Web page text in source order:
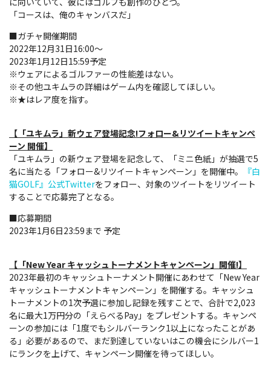
「コースは、俺のキャンバスだ」
■ガチャ開催期間
2022年12月31日16:00～
2023年1月12日15:59予定
※ウェアによるゴルファーの性能差はない。
※その他ユキムラの詳細はゲーム内を確認してほしい。
※★はレア度を指す。
【「ユキムラ」新ウェア登場記念!フォロー&リツイートキャンペ
ーン 開催】
「ユキムラ」の新ウェア登場を記念して、「ミニ色紙」が抽選で5
名に当たる「フォロー&リツイートキャンペーン」を開催中。
『白
猫GOLF』公式Twitterをフォロー、対象のツイートをリツイート
することで応募完了となる。
■応募期間
2023年1月6日23:59まで 予定
【「New Year キャッシュトーナメントキャンペーン」開催!】
2023年最初のキャッシュトーナメント開催にあわせて「New Year
キャッシュトーナメントキャンペーン」を開催する。キャッシュ
トーナメントの1次予選に参加し記録を残すことで、合計で2,023
名に最大1万円分の「えらべるPay」をプレゼントする。キャンペ
ーンの参加には「1度でもシルバーランク1以上になったことがあ
る」必要があるので、まだ到達していないはこの機会にシルバー1
にランクを上げて、キャンペーン開催を待ってほしい。